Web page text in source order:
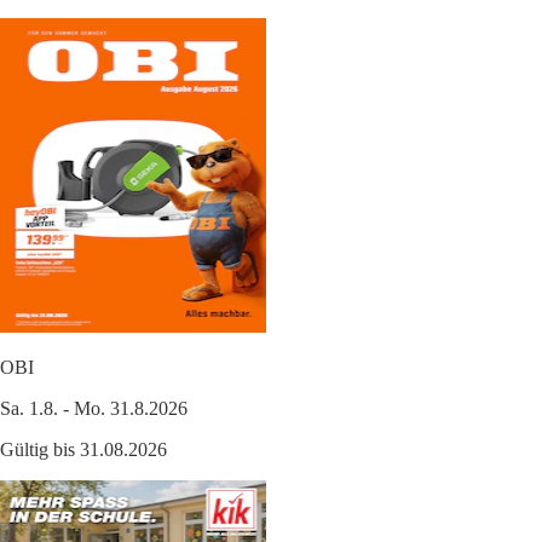
OBI
Sa. 1.8. - Mo. 31.8.2026
Gültig bis 31.08.2026